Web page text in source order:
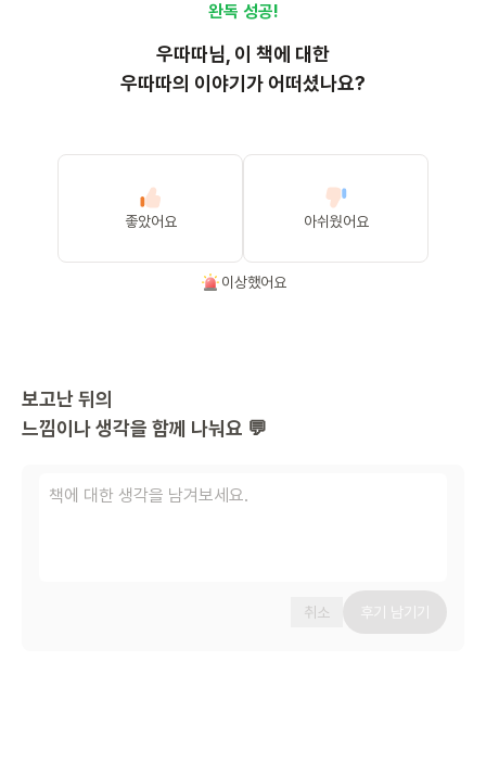
완독 성공!
우따따님, 이 책에 대한
우따따의 이야기가 어떠셨나요?
좋았어요 아쉬웠어요
이상했어요
보고난 뒤의
느낌이나 생각을 함께 나눠요 💬
취소 후기 남기기